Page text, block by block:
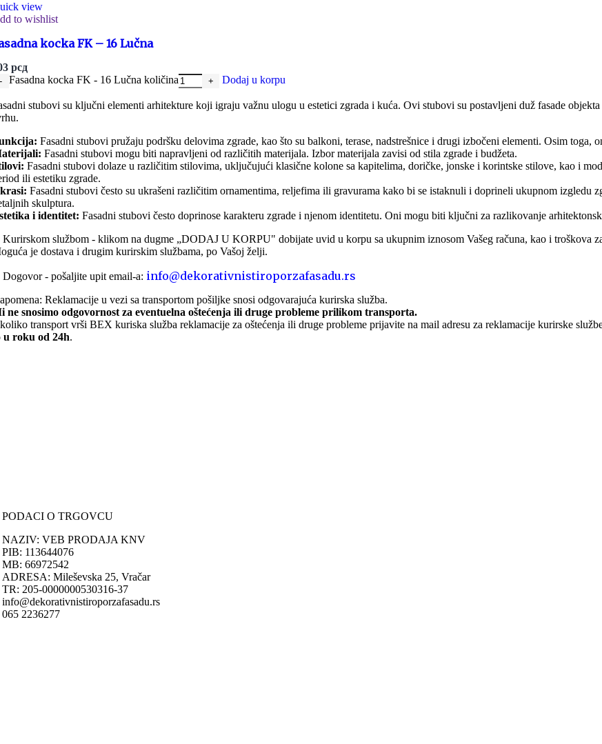
view
to wishlist
kocka FK – 16 Lučna
рсд
Fasadna kocka FK - 16 Lučna količina
Dodaj u korpu
stubovi su ključni elementi arhitekture koji igraju važnu ulogu u estetici zgrada i kuća. Ovi stubovi su postavljeni duž fasade
Fasadni stubovi pružaju podršku delovima zgrade, kao što su balkoni, terase, nadstrešnice i drugi izbočeni elementi. Osim
Fasadni stubovi mogu biti napravljeni od različitih materijala. Izbor materijala zavisi od stila zgrade i budžeta.
Fasadni stubovi dolaze u različitim stilovima, uključujući klasične kolone sa kapitelima, doričke, jonske i korintske stilove, kao i
ili estetiku zgrade.
Fasadni stubovi često su ukrašeni različitim ornamentima, reljefima ili gravurama kako bi se istaknuli i doprineli ukupnom izgledu
skulptura.
i identitet: Fasadni stubovi često doprinose karakteru zgrade i njenom identitetu. Oni mogu biti ključni za razlikovanje
Kurirskom službom - klikom na dugme „DODAJ U KORPU" dobijate uvid u korpu sa ukupnim iznosom Vašeg računa, kao i troškova
je dostava i drugim kurirskim službama, po Vašoj želji.
Dogovor - pošaljite upit email-a: info@dekorativnistiroporzafasadu.rs
Reklamacije u vezi sa transportom pošiljke snosi odgovarajuća kurirska služba.
ne snosimo odgovornost za eventuelna oštećenja ili druge probleme prilikom transporta.
transport vrši BEX kuriska služba reklamacije za oštećenja ili druge probleme prijavite na mail adresu za reklamacije kurirske
u roku od 24h.
PODACI O TRGOVCU
NAZIV: VEB PRODAJA KNV
PIB: 113644076
MB: 66972542
ADRESA: Mileševska 25, Vračar
TR: 205-0000000530316-37
info@dekorativnistiroporzafasadu.rs
065 2236277